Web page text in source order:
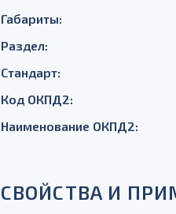
Габариты:
Раздел:
Стандарт:
Код ОКПД2:
Наименование ОКПД2:
СВОЙСТВА И